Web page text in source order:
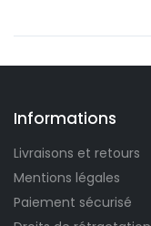
Informations
Livraisons et retours
Mentions légales
Paiement sécurisé